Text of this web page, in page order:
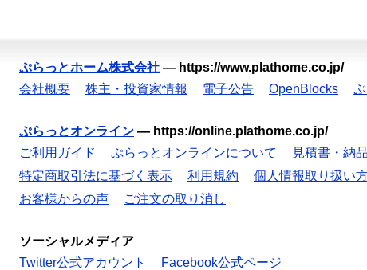
ぷらっとホーム株式会社 — https://www.plathome.co.jp/
会社概要
株主・投資家情報 電子公告 OpenBlocks
ぷらっとオンライン — https://online.plathome.co.jp/
ご利用ガイド
ぷらっとオンラインについて 見積書・納
特定商取引法に基づく表示
利用規約 個人情報取り扱い
お客様からの声
ご注文の取り消し
ソーシャルメディア
Twitter公式アカウント
Facebook公式ページ